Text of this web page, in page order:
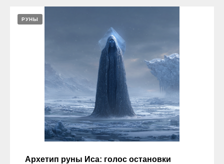
РУНЫ
Архетип руны Иса: голос остановки